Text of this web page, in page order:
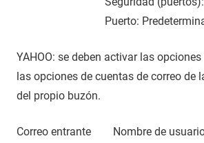
Puerto:
YAHOO: se deben activar las
las opciones de cuentas de correo de
del propio buzón.
Correo entrante Nombre de